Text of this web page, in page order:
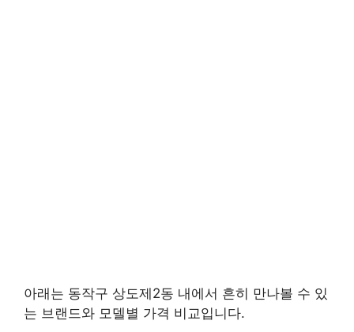
아래는 동작구 상도제2동 내에서 흔히 만나볼 수 있
는 브랜드와 모델별 가격 비교입니다.